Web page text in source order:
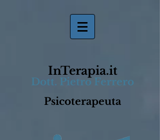
Psicoterapeuta
InTerapia.it
Dott. Pietro Ferrero